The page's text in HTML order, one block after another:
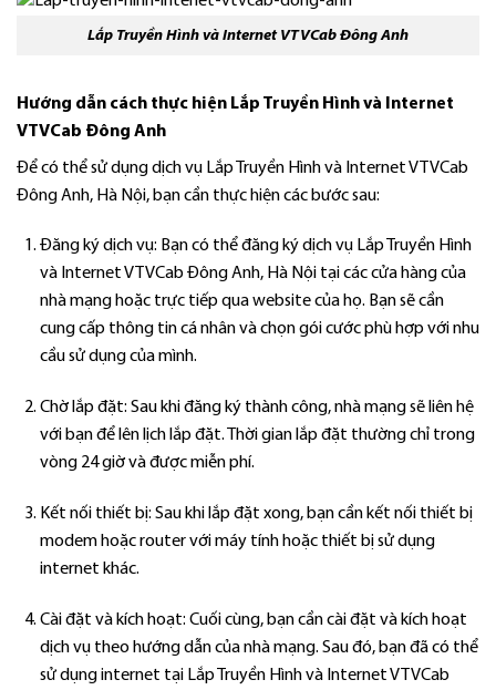
Lắp Truyền Hình và Internet VTVCab Đông Anh
Hướng dẫn cách thực hiện Lắp Truyền Hình và Internet
VTVCab Đông Anh
Để có thể sử dụng dịch vụ Lắp Truyền Hình và Internet VTVCab
Đông Anh, Hà Nội, bạn cần thực hiện các bước sau:
Đăng ký dịch vụ: Bạn có thể đăng ký dịch vụ Lắp Truyền Hình
và Internet VTVCab Đông Anh, Hà Nội tại các cửa hàng của
nhà mạng hoặc trực tiếp qua website của họ. Bạn sẽ cần
cung cấp thông tin cá nhân và chọn gói cước phù hợp với nhu
cầu sử dụng của mình.
Chờ lắp đặt: Sau khi đăng ký thành công, nhà mạng sẽ liên hệ
với bạn để lên lịch lắp đặt. Thời gian lắp đặt thường chỉ trong
vòng 24 giờ và được miễn phí.
Kết nối thiết bị: Sau khi lắp đặt xong, bạn cần kết nối thiết bị
modem hoặc router với máy tính hoặc thiết bị sử dụng
internet khác.
Cài đặt và kích hoạt: Cuối cùng, bạn cần cài đặt và kích hoạt
dịch vụ theo hướng dẫn của nhà mạng. Sau đó, bạn đã có thể
sử dụng internet tại Lắp Truyền Hình và Internet VTVCab